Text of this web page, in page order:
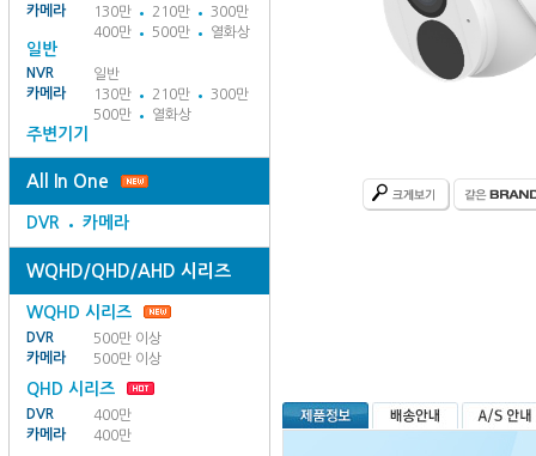
카메라
130만 210만
300만
400만
500만 열화상
일반
NVR
일반
카메라
130만 210만
300만
500만
열화상
주변기기
All In One
DVR 카메라
WQHD/QHD/AHD 시리즈
WQHD 시리즈
DVR
500만 이상
카메라
500만 이상
QHD 시리즈
DVR
400만
카메라
400만